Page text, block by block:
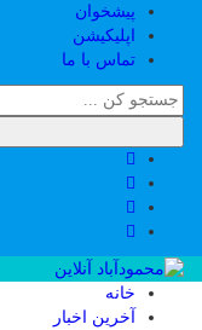
پیشخوان
اپلیکیشن
تماس با ما
خانه
آخرین اخبار